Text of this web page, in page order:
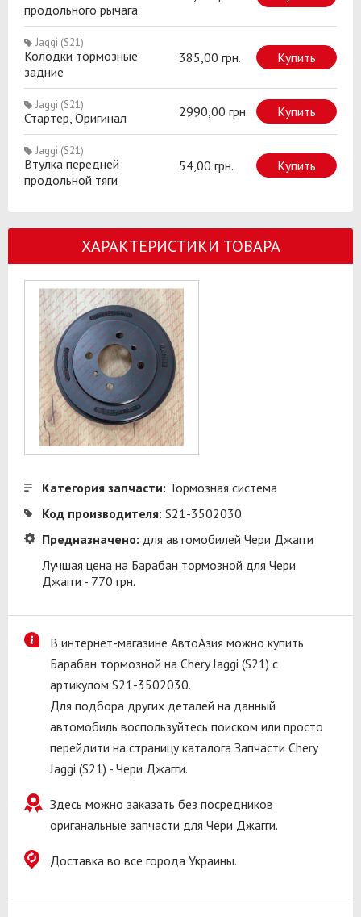
продольного рычага
Jaggi (S21)
Колодки тормозные
задние
385,00 грн. Купить
Jaggi (S21)
Стартер, Оригинал 2990,00 грн. Купить
Jaggi (S21)
Втулка передней
продольной тяги
54,00 грн. Купить
ХАРАКТЕРИСТИКИ ТОВАРА
Категория запчасти: Тормозная система
Код производителя: S21-3502030
Предназначено: для автомобилей Чери Джагги
Лучшая цена на Барабан тормозной для Чери
Джагги - 770 грн.
В интернет-магазине АвтоАзия можно купить
Барабан тормозной на Chery Jaggi (S21) с
артикулом S21-3502030.
Для подбора других деталей на данный
автомобиль воспользуйтесь поиском или просто
перейдити на страницу каталога Запчасти Chery
Jaggi (S21) - Чери Джагги.
Здесь можно заказать без посредников
ориганальные запчасти для Чери Джагги.
Доставка во все города Украины.